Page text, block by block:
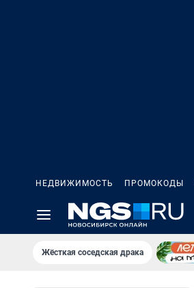
НЕДВИЖИМОСТЬ ПРОМОКОДЫ
Жёсткая соседская драка